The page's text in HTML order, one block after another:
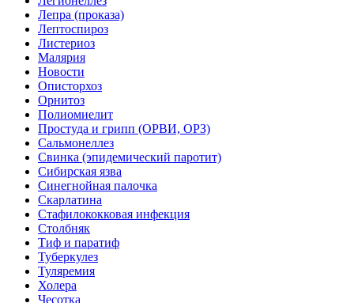
Лепра (проказа)
Лептоспироз
Листериоз
Малярия
Новости
Описторхоз
Орнитоз
Полиомиелит
Простуда и грипп (ОРВИ, ОРЗ)
Сальмонеллез
Свинка (эпидемический паротит)
Сибирская язва
Синегнойная палочка
Скарлатина
Стафилококковая инфекция
Столбняк
Тиф и паратиф
Туберкулез
Туляремия
Холера
Чесотка